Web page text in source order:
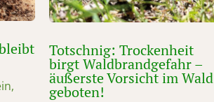
,
Totschnig: Trockenheit
birgt Waldbrandgefahr –
äußerste Vorsicht im Wald
geboten!